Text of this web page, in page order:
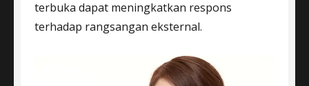
terbuka dapat meningkatkan respons
terhadap rangsangan eksternal.